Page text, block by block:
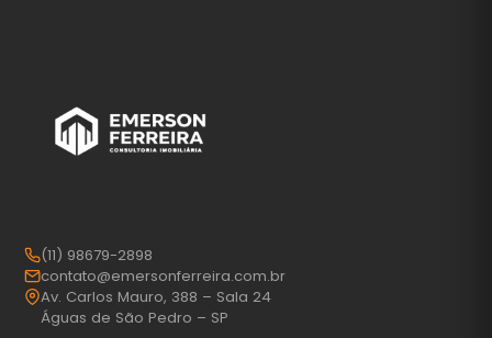
(11) 98679-2898
contato@emersonferreira.com.br
Av. Carlos Mauro, 388 – Sala 24
Águas de São Pedro – SP